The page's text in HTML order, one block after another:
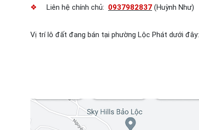
❖ Liên hệ chính chủ: 0937982837 (Huỳnh Như)
Vị trí lô đất đang bán tại phường Lộc Phát dưới đây: